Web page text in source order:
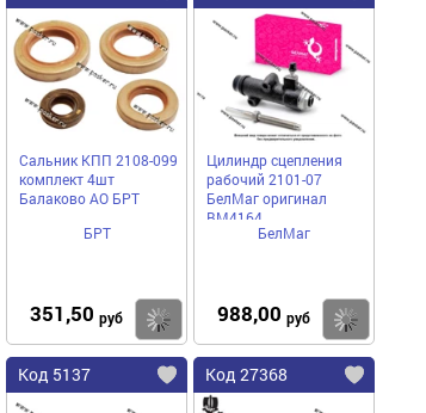
Сальник КПП 2108-099
комплект 4шт
Балаково АО БРТ
БРТ
351,50 руб Купить
Цилиндр сцепления
рабочий 2101-07
БелМаг оригинал
BM4164
БелМаг
988,00 руб
Код 5137 Код 27368